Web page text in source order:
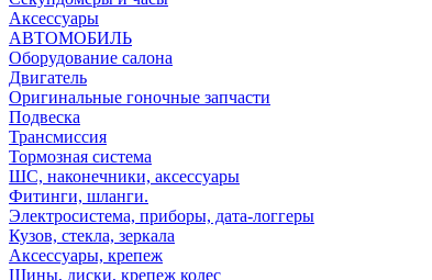
Аксессуары
АВТОМОБИЛЬ
Оборудование салона
Двигатель
Оригинальные гоночные запчасти
Подвеска
Трансмиссия
Тормозная система
ШС, наконечники, аксессуары
Фитинги, шланги.
Электросистема, приборы, дата-логгеры
Кузов, стекла, зеркала
Аксессуары, крепеж
Шины, диски, крепеж колес